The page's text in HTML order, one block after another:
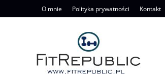
to
O mnie Polityka prywatności Kontakt